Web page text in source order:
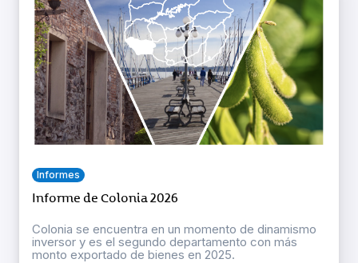
Informes
Informe de Colonia 2026
Colonia se encuentra en un momento de dinamismo
inversor y es el segundo departamento con más
monto exportado de bienes en 2025.